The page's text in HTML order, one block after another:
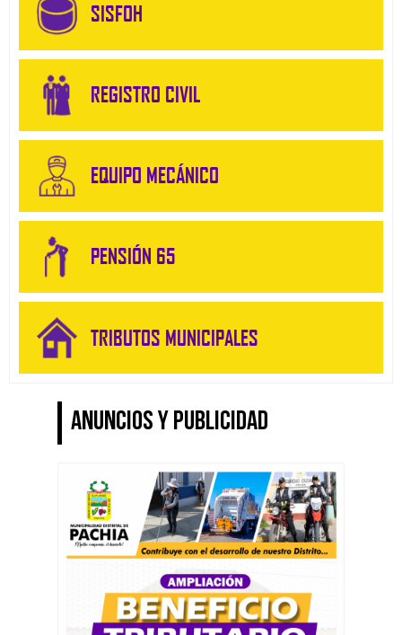
SISFOH
REGISTRO CIVIL
EQUIPO MECÁNICO
PENSIÓN 65
TRIBUTOS MUNICIPALES
ANUNCIOS Y PUBLICIDAD